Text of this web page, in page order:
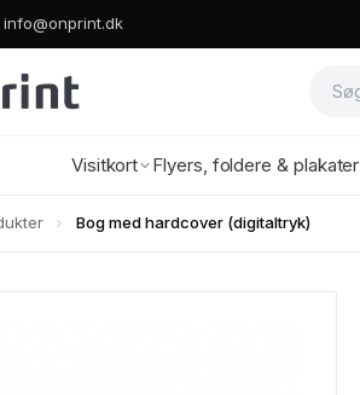
info@onprint.dk
Visitkort Flyers, foldere & plakater
Bog med hardcover (digitaltryk)